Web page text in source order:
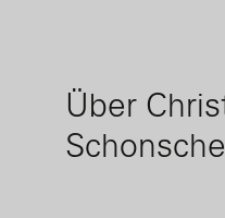
Über